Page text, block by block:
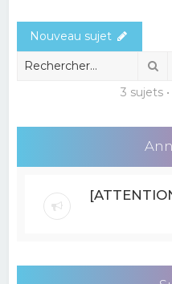
Nouveau sujet
3 sujets